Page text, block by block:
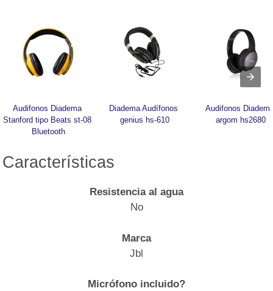
Audifonos Diadema
Stanford tipo Beats st-08
Bluetooth
Diadema Audífonos
genius hs-610
Audifonos
argom hs2680
Características
Resistencia al agua
No
Marca
Jbl
Micrófono incluido?